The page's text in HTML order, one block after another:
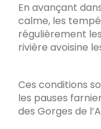
En avançant
calme, les
régulièrement
rivière avoisine
Ces conditions
les pauses
des Gorges de